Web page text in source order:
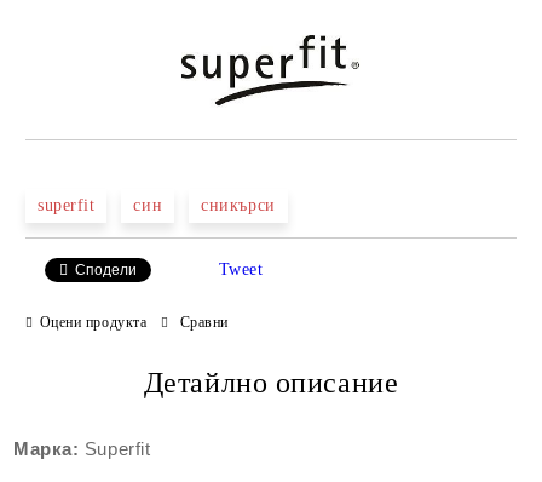
superfit син сникърси
Сподели Tweet
Оцени продукта Сравни
Детайлно описание
Марка: Superfit